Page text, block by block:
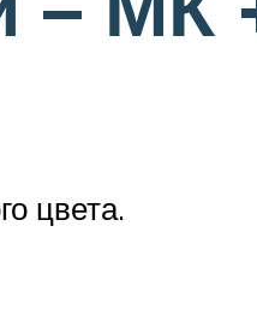
цвета.